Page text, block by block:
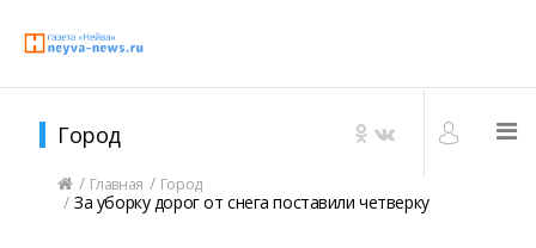
Город
Главная Город
За уборку дорог от снега поставили четверку